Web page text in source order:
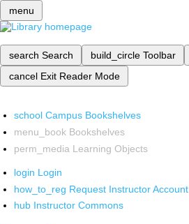
menu
search Search build_circle Toolbar
cancel Exit Reader Mode
school Campus Bookshelves
menu_book Bookshelves
perm_media Learning Objects
login Login
how_to_reg Request Instructor Account
hub Instructor Commons